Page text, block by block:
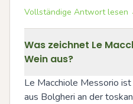
Vollständige Antwort lesen
Was zeichnet Le
Wein aus?
Le Macchiole Messorio
aus Bolgheri an der